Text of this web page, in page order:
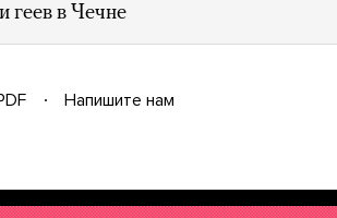
геев в Чечне
Напишите нам